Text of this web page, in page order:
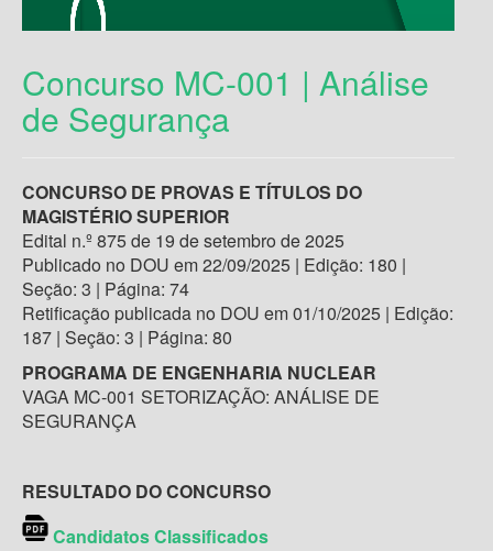
Concurso MC-001 | Análise
de Segurança
CONCURSO DE PROVAS E TÍTULOS DO
MAGISTÉRIO SUPERIOR
Edital n.º 875 de 19 de setembro de 2025
Publicado no DOU em 22/09/2025 | Edição: 180 |
Seção: 3 | Página: 74
Retificação publicada no DOU em 01/10/2025 | Edição:
187 | Seção: 3 | Página: 80
PROGRAMA DE ENGENHARIA NUCLEAR
VAGA MC-001 SETORIZAÇÃO: ANÁLISE DE
SEGURANÇA
RESULTADO DO CONCURSO
Candidatos Classificados